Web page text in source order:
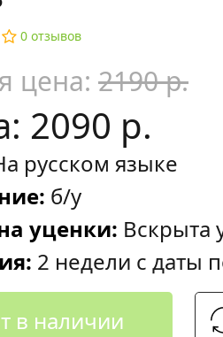
0 отзывов
цена: 2190 р.
2090 р.
русском языке
б/у
уценки: Вскрыта
2 недели с даты
в наличии